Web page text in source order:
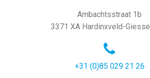
Ambachtsstraat 1b
3371 XA Hardinxveld-
+31 (0)85 029 21 26